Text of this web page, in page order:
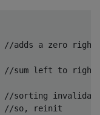
//adds a zero
//sum left to right
//sorting
//so, reinit